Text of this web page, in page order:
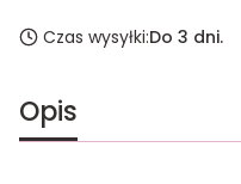
Czas wysyłki:Do 3 dni.
Opis